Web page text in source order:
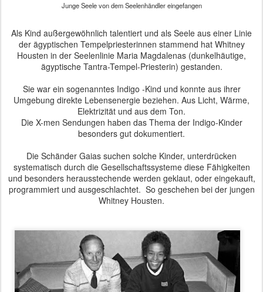
Junge Seele von dem Seelenhändler eingefangen
Als Kind außergewöhnlich talentiert und als Seele aus einer Linie
der ägyptischen Tempelpriesterinnen stammend hat Whitney
Housten in der Seelenlinie Maria Magdalenas (dunkelhäutige,
ägyptische Tantra-Tempel-Priesterin) gestanden.
Sie war ein sogenanntes Indigo -Kind und konnte aus ihrer
Umgebung direkte Lebensenergie beziehen. Aus Licht, Wärme,
Elektrizität und aus dem Ton.
Die X-men Sendungen haben das Thema der Indigo-Kinder
besonders gut dokumentiert.
Die Schänder Gaias suchen solche Kinder, unterdrücken
systematisch durch die Gesellschaftssysteme diese Fähigkeiten
und besonders herausstechende werden geklaut, oder eingekauft,
programmiert und ausgeschlachtet. So geschehen bei der jungen
Whitney Housten.